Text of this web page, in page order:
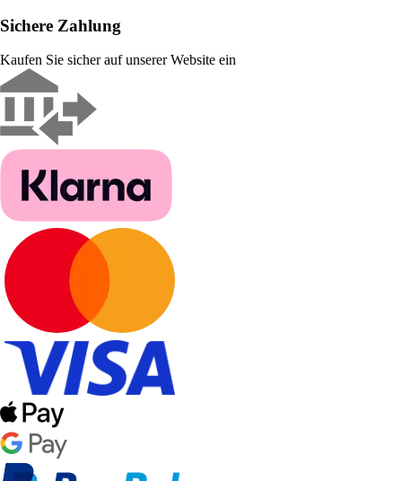
Sichere Zahlung
Kaufen Sie sicher auf unserer Website ein